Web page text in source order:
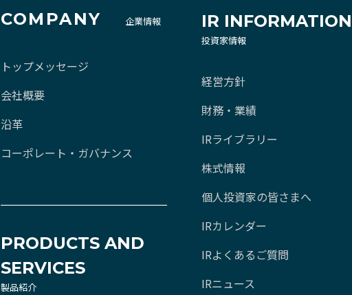
COMPANY 企業情報
トップメッセージ
会社概要
沿革
コーポレート・ガバナンス
PRODUCTS AND
SERVICES
製品紹介
IR INFORMATION
投資家情報
経営方針
財務・業績
IRライブラリー
株式情報
個人投資家の皆さまへ
IRカレンダー
IRよくあるご質問
IRニュース